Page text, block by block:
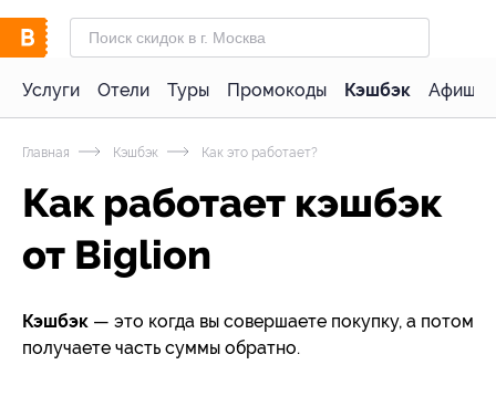
Услуги Отели Туры Промокоды Кэшбэк Афиша
Главная Кэшбэк Как это работает?
Как работает кэшбэк
от Biglion
Кэшбэк — это когда вы совершаете покупку, а потом
получаете часть суммы обратно.